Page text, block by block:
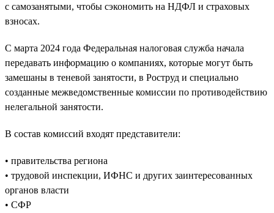
с самозанятыми, чтобы сэкономить на НДФЛ и страховых
взносах.
С марта 2024 года Федеральная налоговая служба начала
передавать информацию о компаниях, которые могут быть
замешаны в теневой занятости, в Роструд и специально
созданные межведомственные комиссии по противодействию
нелегальной занятости.
В состав комиссий входят представители:
• правительства региона
• трудовой инспекции, ИФНС и других заинтересованных
органов власти
• СФР